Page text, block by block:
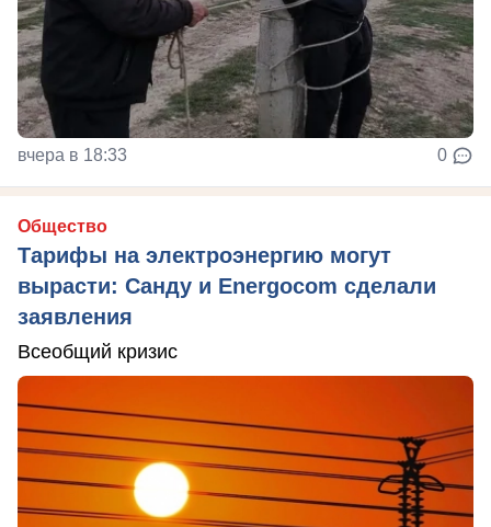
вчера в 18:33 0
Общество
Тарифы на электроэнергию могут
вырасти: Санду и Energocom сделали
заявления
Всеобщий кризис